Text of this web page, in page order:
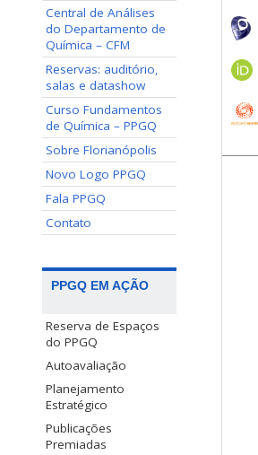
Central de Análises
do Departamento de
Química – CFM
Reservas: auditório,
salas e datashow
Curso Fundamentos
de Química – PPGQ
Sobre Florianópolis
Novo Logo PPGQ
Fala PPGQ
Contato
PPGQ EM AÇÃO
Reserva de Espaços
do PPGQ
Autoavaliação
Planejamento
Estratégico
Publicações
Premiadas